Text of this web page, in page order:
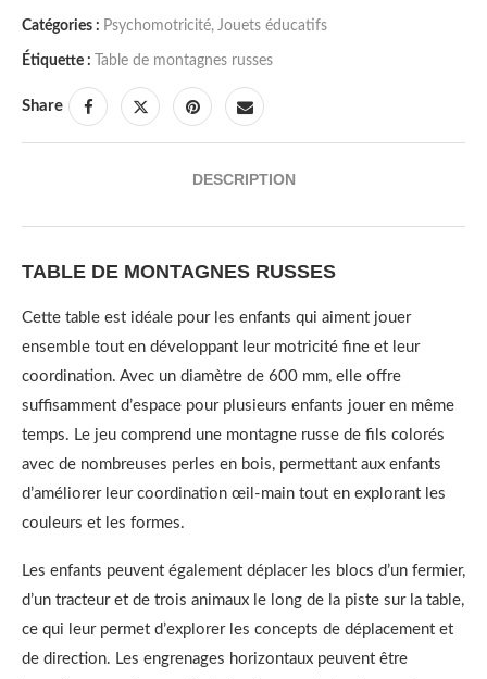
Catégories : Psychomotricité, Jouets éducatifs
Étiquette : Table de montagnes russes
Share
DESCRIPTION
TABLE DE MONTAGNES RUSSES
Cette table est idéale pour les enfants qui aiment jouer
ensemble tout en développant leur motricité fine et leur
coordination. Avec un diamètre de 600 mm, elle offre
suffisamment d’espace pour plusieurs enfants jouer en même
temps. Le jeu comprend une montagne russe de fils colorés
avec de nombreuses perles en bois, permettant aux enfants
d’améliorer leur coordination œil-main tout en explorant les
couleurs et les formes.
Les enfants peuvent également déplacer les blocs d’un fermier,
d’un tracteur et de trois animaux le long de la piste sur la table,
ce qui leur permet d’explorer les concepts de déplacement et
de direction. Les engrenages horizontaux peuvent être